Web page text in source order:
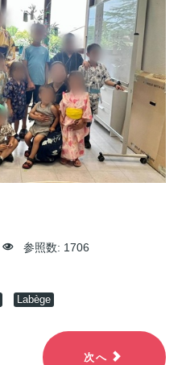
参照数: 1706
Labège
次へ